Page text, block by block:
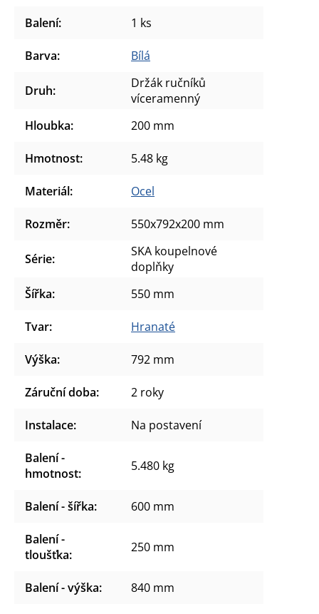
Balení: 1 ks
Barva: Bílá
Druh:
Držák ručníků
víceramenný
Hloubka: 200 mm
Hmotnost: 5.48 kg
Materiál: Ocel
Rozměr: 550x792x200 mm
Série:
SKA koupelnové
doplňky
Šířka: 550 mm
Tvar: Hranaté
Výška: 792 mm
Záruční doba: 2 roky
Instalace: Na postavení
Balení -
hmotnost: 5.480 kg
Balení - šířka: 600 mm
Balení -
tloušťka: 250 mm
Balení - výška: 840 mm